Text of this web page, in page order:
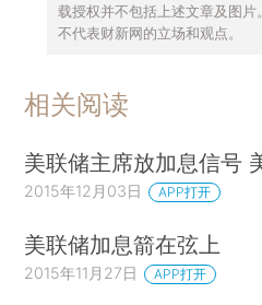
载授权并不包括上述文章及图片
不代表财新网的立场和观点。
相关阅读
美联储主席放加息信号
2015年12月03日 APP打开
美联储加息箭在弦上
2015年11月27日 APP打开